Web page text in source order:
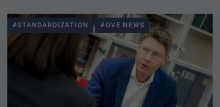
#STANDARDIZATION #OVE NEWS